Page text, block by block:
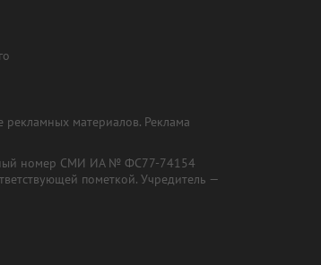
рекламных материалов. Реклама
номер СМИ ИА № ФС77-74154
пометкой. Учредитель —